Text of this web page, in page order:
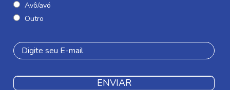
Avô/avó
Outro
ENVIAR